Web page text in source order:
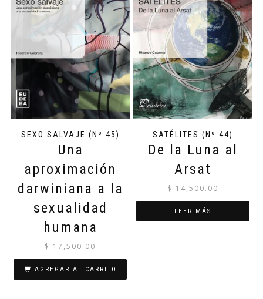
SEXO SALVAJE (Nº 45)
Una
aproximación
darwiniana a la
sexualidad
humana
$ 17,500.00
AGREGAR AL CARRITO
SATÉLITES (Nº 44)
De la Luna al
Arsat
$ 14,500.00
LEER MÁS